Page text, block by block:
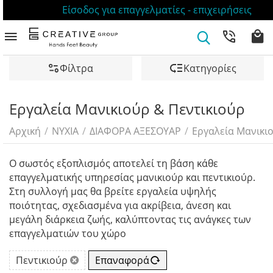
Είσοδος για επαγγελματίες - επιχειρήσεις
Φίλτρα Κατηγορίες
Εργαλεία Μανικιούρ & Πεντικιούρ
Αρχική / ΝΥΧΙΑ / ΔΙΑΦΟΡΑ ΑΞΕΣΟΥΑΡ / Εργαλεία
Ο σωστός εξοπλισμός αποτελεί τη βάση κάθε
επαγγελματικής υπηρεσίας μανικιούρ και πεντικιούρ.
Στη συλλογή μας θα βρείτε εργαλεία υψηλής
ποιότητας, σχεδιασμένα για ακρίβεια, άνεση και
μεγάλη διάρκεια ζωής, καλύπτοντας τις ανάγκες των
επαγγελματιών του χώρο
Πεντικιούρ
Επαναφορά